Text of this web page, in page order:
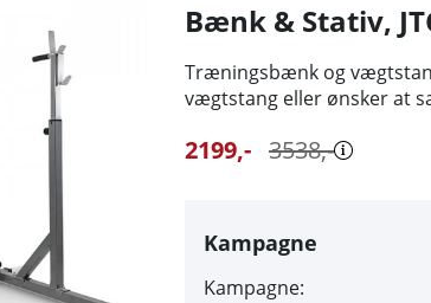
Bænk & Stativ,
Træningsbænk og
vægtstang eller ønsker at
3538,-
2199,-
Kampagne
Kampagne: